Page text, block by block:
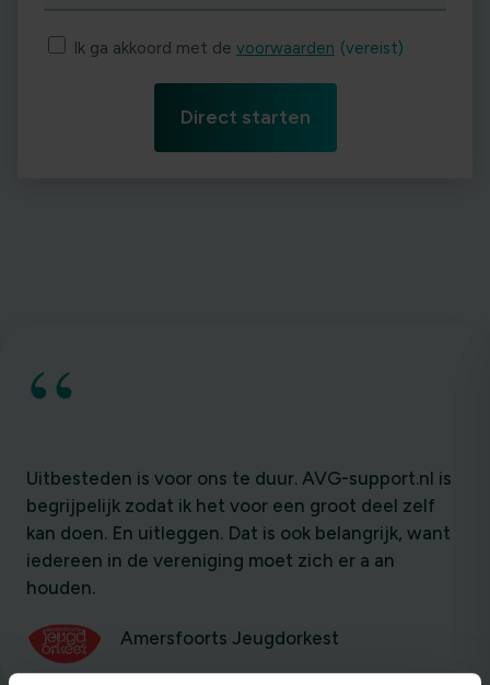
Ik ga akkoord met de voorwaarden (vereist)
“
Uitbesteden is voor ons te duur. AVG-support.nl is
begrijpelijk zodat ik het voor een groot deel zelf
kan doen. En uitleggen. Dat is ook belangrijk, want
iedereen in de vereniging moet zich er a an
houden.
Amersfoorts Jeugdorkest